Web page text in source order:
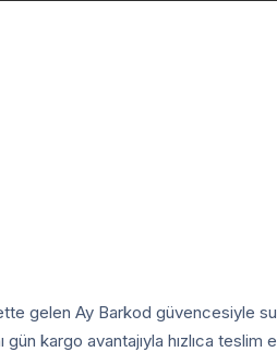
gelen Ay Barkod güvencesiyle
kargo avantajıyla hızlıca teslim